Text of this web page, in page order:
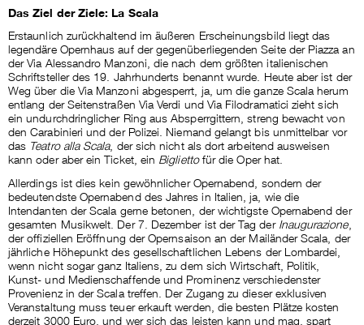
Das Ziel der Ziele: La Scala
Erstaunlich zurückhaltend im äußeren Erscheinungsbild liegt das
legendäre Opernhaus auf der gegenüberliegenden Seite der Piazza an
der Via Alessandro Manzoni, die nach dem größten italienischen
Schriftsteller des 19. Jahrhunderts benannt wurde. Heute aber ist der
Weg über die Via Manzoni abgesperrt, ja, um die ganze Scala herum
entlang der Seitenstraßen Via Verdi und Via Filodramatici zieht sich
ein undurchdringlicher Ring aus Absperrgittern, streng bewacht von
den Carabinieri und der Polizei. Niemand gelangt bis unmittelbar vor
das Teatro alla Scala, der sich nicht als dort arbeitend ausweisen
kann oder aber ein Ticket, ein Bigliettofür die Oper hat.
Allerdings ist dies kein gewöhnlicher Opernabend, sondern der
bedeutendste Opernabend des Jahres in Italien, ja, wie die
Intendanten der Scala gerne betonen, der wichtigste Opernabend der
gesamten Musikwelt. Der 7. Dezember ist der Tag derInaugurazione,
der offiziellen Eröffnung der Opernsaison an der Mailänder Scala, der
jährliche Höhepunkt des gesellschaftlichen Lebens der Lombardei,
wenn nicht sogar ganz Italiens, zu dem sich Wirtschaft, Politik,
Kunst- und Medienschaffende und Prominenz verschiedenster
Provenienz in der Scala treffen. Der Zugang zu dieser exklusiven
Veranstaltung muss teuer erkauft werden, die besten Plätze kosten
derzeit 3000 Euro, und wer sich das leisten kann und mag, spart